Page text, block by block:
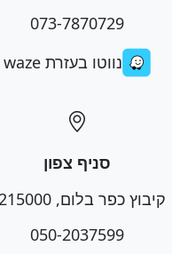
073-7870729
נווטו בעזרת waze
סניף צפון
קיבוץ כפר בלום, 1215000
050-2037599